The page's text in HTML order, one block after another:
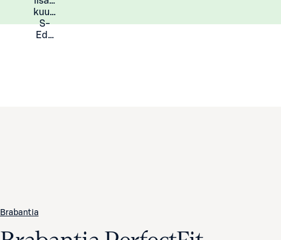
kuukauden
S-
Eduista
Brabantia